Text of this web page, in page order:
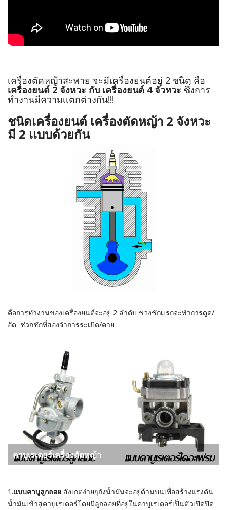
เครื่องตัดหญ้าสะพาย จะมีเครื่องยนต์อยู่ 2 ชนิด คือ
เครื่องยนต์ 2 จังหวะ กับ เครื่องยนต์ 4 จัวหวะ ซึ่งการ
ทำงานมีความเเตกต่างกัน!!!
ชนิดเครื่องยนต์ เครื่องตัดหญ้า 2 จังหวะ
มี 2 เเบบด้วยกัน
คือการทำงานของเครื่องยนต์จะอยู่ 2 ลำดับ ช่วงชักเเรกจะทำการดูด/
อัด ช่วกชักที่สองจำการระเบิด/คาย
คาบูเรเตอร์เครื่องตัดหญ้า
1.แบบคาบูลูกลอย สังเกตง่ายๆถังน้ำมันจะอยู่ด้านบนเพื่อสร้างแรงดัน
น้ำมันเข้าสู่คาบูเรเตอร์โดยมีลูกลอยที่อยู่ในคาบูเรเตอร์เป็นตัวเปิดปิด